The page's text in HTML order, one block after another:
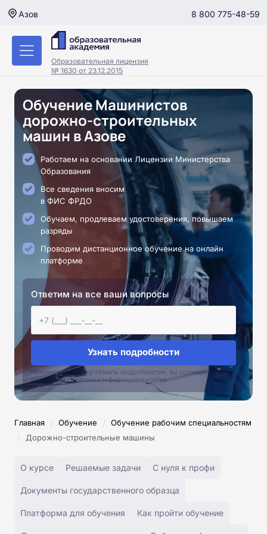
Азов 8 800 775-48-59
Образовательная лицензия
№ 1630 от 23.12.2015
Обучение Машинистов
дорожно-строительных
машин в Азове
Работаем на основании Лицензии Министерства
Образования
Все сведения вносим
в ФИС ФРДО
Обучаем, продлеваем удостоверения, повышаем
разряды
Проводим дистанционное обучение на онлайн
платформе
Ответим на все ваши вопросы
Узнать подробности
Нажимая на кнопку «Узнать подробности», вы соглашаетесь с
условиями политики конфиденциальностии
Главная / Обучение / Обучение рабочим специальностям
/ Дорожно-строительные машины
О курсе Решаемые задачи С нуля к профи
Документы государственного образца
Платформа для обучения Как пройти обучение